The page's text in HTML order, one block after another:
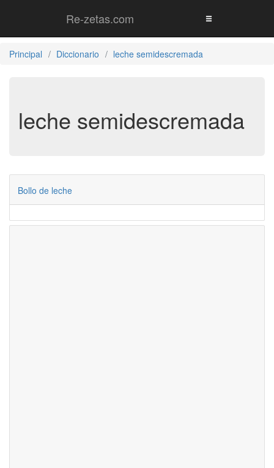
Re-zetas.com
Principal Diccionario leche semidescremada
leche semidescremada
Bollo de leche